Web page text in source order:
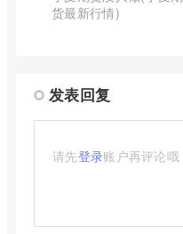
货最新行情)
发表回复
请先登录账户再评论哦